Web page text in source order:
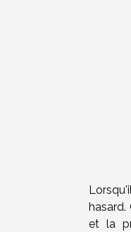
hasard.
et la